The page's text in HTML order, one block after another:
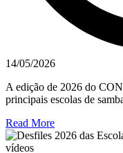
14/05/2026
A edição de 2026 do
principais escolas de
Read More